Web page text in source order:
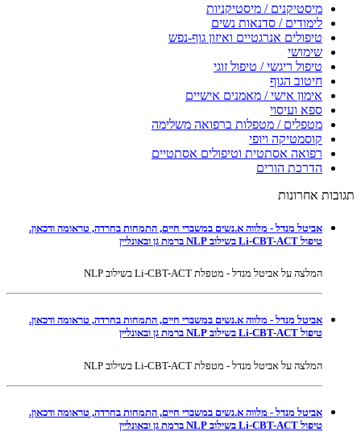
מיסטיקנים / מיסטיקניות
לימודים / סדנאות נשים
טיפולים אנרגטיים ואיזון גוף-נפש
שימושי
טיפול ריגשי / טיפול זוגי
חיטוב הגוף
אימון אישי / מאמנים אישיים
ספא ועיסוי
מטפלים / מטפלות ברפואה משלימה
קוסמטיקה ויופי
רפואה אסתטית וטיפולים אסתטיים
הדרכת הורים
תגובות אחרונות
אביטל מנדל - מלווה א.נשים במשברי חיים, התמחות בחרדה, טראומה ודכאון.
טיפול Li-CBT-ACT בשילוב NLP ברמת גן ובאונליין
המלצה על אביטל מנדל - מטפלת Li-CBT-ACT בשילוב NLP
אביטל מנדל - מלווה א.נשים במשברי חיים, התמחות בחרדה, טראומה ודכאון.
טיפול Li-CBT-ACT בשילוב NLP ברמת גן ובאונליין
המלצה על אביטל מנדל - מטפלת Li-CBT-ACT בשילוב NLP
אביטל מנדל - מלווה א.נשים במשברי חיים, התמחות בחרדה, טראומה ודכאון.
טיפול Li-CBT-ACT בשילוב NLP ברמת גן ובאונליין